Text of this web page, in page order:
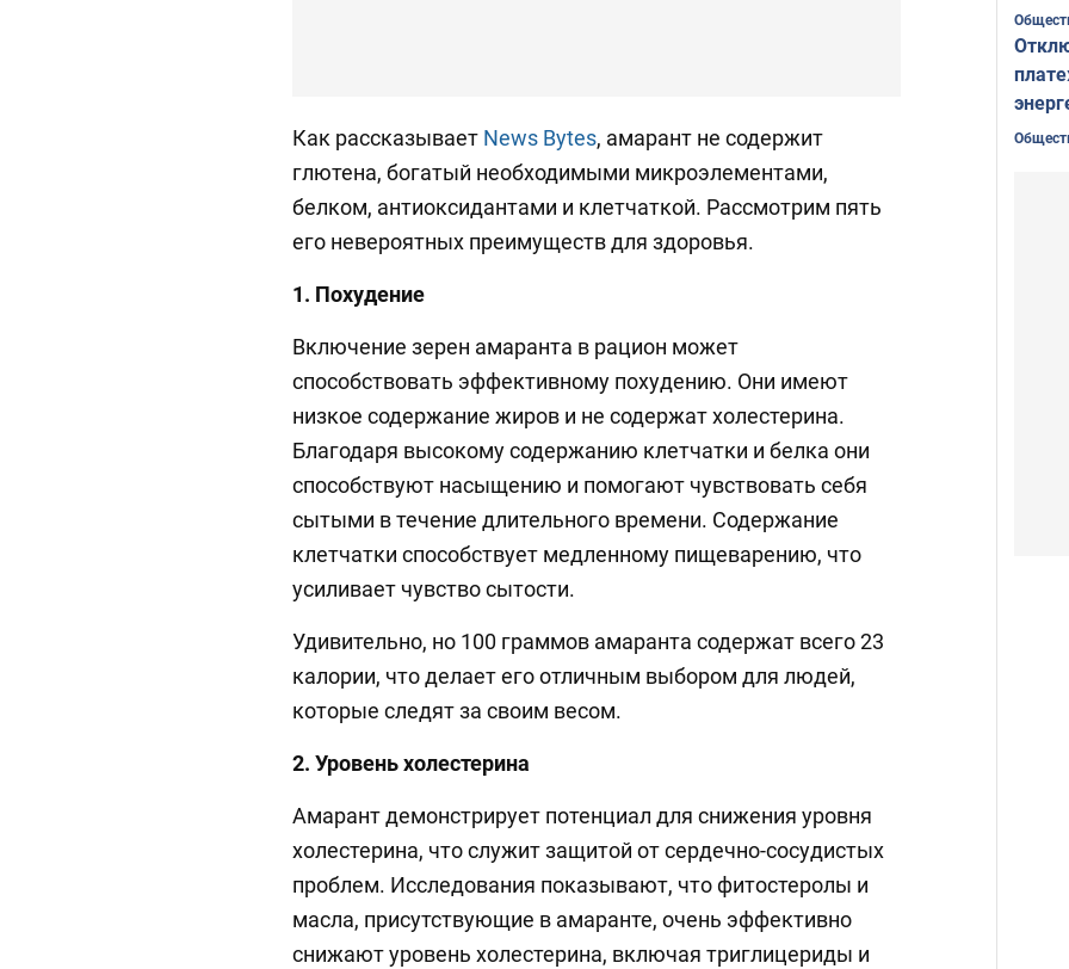
Как рассказывает News Bytes, амарант не содержит
глютена, богатый необходимыми микроэлементами,
белком, антиоксидантами и клетчаткой. Рассмотрим пять
его невероятных преимуществ для здоровья.
1. Похудение
Включение зерен амаранта в рацион может
способствовать эффективному похудению. Они имеют
низкое содержание жиров и не содержат холестерина.
Благодаря высокому содержанию клетчатки и белка они
способствуют насыщению и помогают чувствовать себя
сытыми в течение длительного времени. Содержание
клетчатки способствует медленному пищеварению, что
усиливает чувство сытости.
Удивительно, но 100 граммов амаранта содержат всего 23
калории, что делает его отличным выбором для людей,
которые следят за своим весом.
2. Уровень холестерина
Амарант демонстрирует потенциал для снижения уровня
холестерина, что служит защитой от сердечно-сосудистых
проблем. Исследования показывают, что фитостеролы и
масла, присутствующие в амаранте, очень эффективно
снижают уровень холестерина, включая триглицериды и